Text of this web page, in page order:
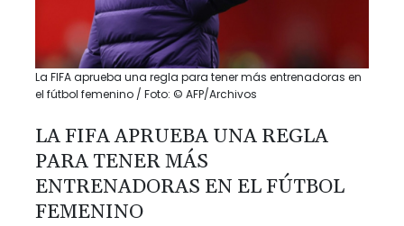
La FIFA aprueba una regla para tener más entrenadoras en
el fútbol femenino / Foto: © AFP/Archivos
LA FIFA APRUEBA UNA REGLA
PARA TENER MÁS
ENTRENADORAS EN EL FÚTBOL
FEMENINO